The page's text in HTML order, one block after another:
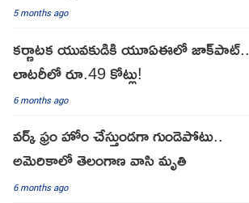
5 months ago
కర్ణాటక యువకుడికి యూఏఈలో జాక్‌పాట్..
లాటరీలో రూ.49 కోట్లు!
6 months ago
వర్క్ ఫ్రం హోం చేస్తుండగా గుండెపోటు..
అమెరికాలో తెలంగాణ వాసి మృతి
6 months ago